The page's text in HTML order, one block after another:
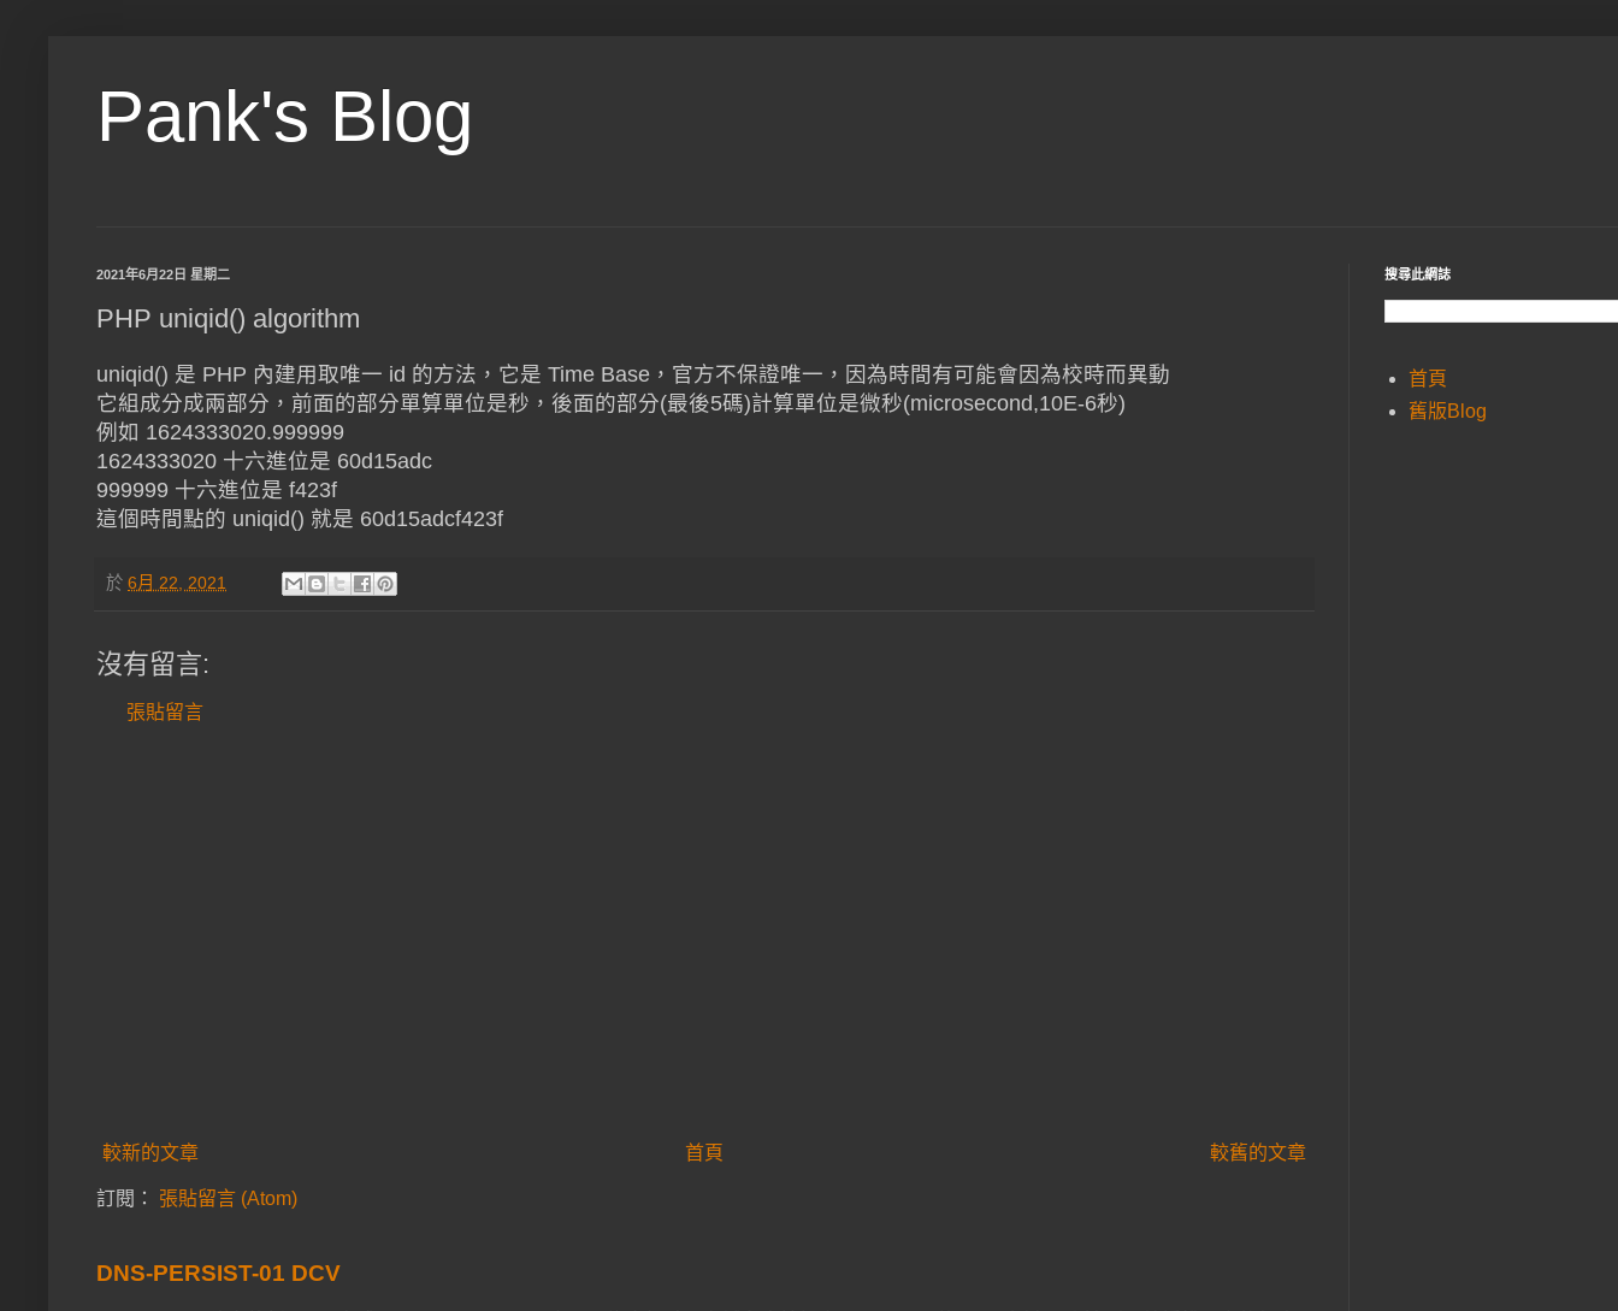
Pank's Blog
2021年6月22日 星期二
PHP uniqid() algorithm
uniqid() 是 PHP 內建用取唯一 id 的方法，它是 Time Base，官方不保證唯一，因為時間有可能會因為校時而異動
它組成分成兩部分，前面的部分單算單位是秒，後面的部分(最後5碼)計算單位是微秒(microsecond,10E-6秒)
例如 1624333020.999999
1624333020 十六進位是 60d15adc
999999 十六進位是 f423f
這個時間點的 uniqid() 就是 60d15adcf423f
於 6月 22, 2021
沒有留言:
張貼留言
較新的文章 較舊的文章
首頁
訂閱： 張貼留言 (Atom)
DNS-PERSIST-01 DCV
搜尋此網誌
首頁
舊版Blog